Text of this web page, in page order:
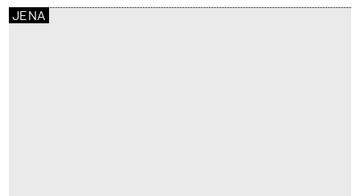
JENA